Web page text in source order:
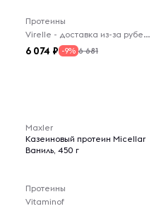
Протеины
Virelle - доставка из-за рубежа
6 074 -9% 6 681
Maxler
Казеиновый протеин Micellar
Ваниль, 450 г
Протеины
Vitaminof